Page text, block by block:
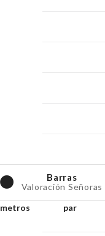
Barras
Valoración Señoras
metros par